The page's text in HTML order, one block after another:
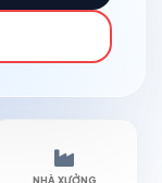
NHÀ XƯỞNG